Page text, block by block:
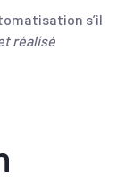
s’il
réalisé